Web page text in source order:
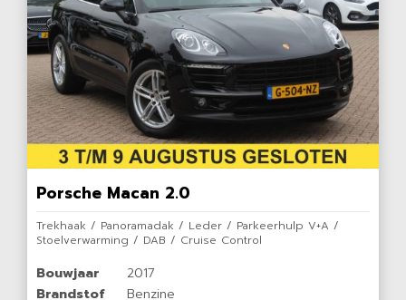
Porsche Macan 2.0
Trekhaak / Panoramadak / Leder / Parkeerhulp V+A /
Stoelverwarming / DAB / Cruise Control
Bouwjaar
2017
Brandstof
Benzine